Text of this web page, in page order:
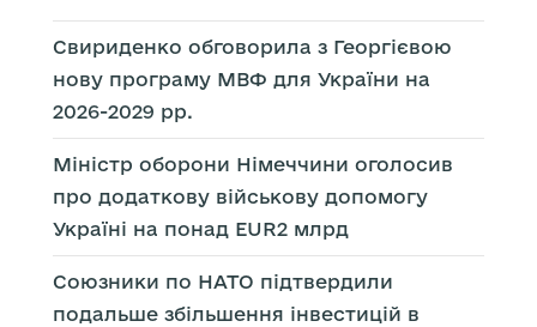
Свириденко обговорила з Георгієвою
нову програму МВФ для України на
2026-2029 рр.
Міністр оборони Німеччини оголосив
про додаткову військову допомогу
Україні на понад EUR2 млрд
Союзники по НАТО підтвердили
подальше збільшення інвестицій в